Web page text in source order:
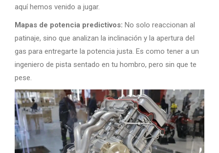
aquí hemos venido a jugar.
Mapas de potencia predictivos: No solo reaccionan al
patinaje, sino que analizan la inclinación y la apertura del
gas para entregarte la potencia justa. Es como tener a un
ingeniero de pista sentado en tu hombro, pero sin que te
pese.